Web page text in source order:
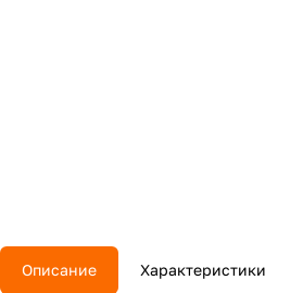
Описание Характеристики